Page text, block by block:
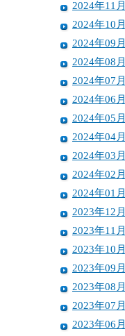
2024年11月
2024年10月
2024年09月
2024年08月
2024年07月
2024年06月
2024年05月
2024年04月
2024年03月
2024年02月
2024年01月
2023年12月
2023年11月
2023年10月
2023年09月
2023年08月
2023年07月
2023年06月